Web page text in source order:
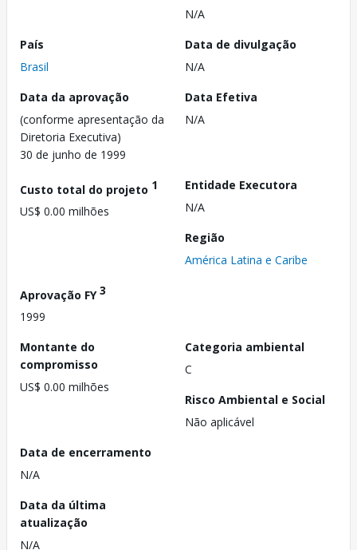
N/A
País
Brasil
Data de divulgação
N/A
Data da aprovação
(conforme apresentação da
Diretoria Executiva)
30 de junho de 1999
Data Efetiva
N/A
Custo total do projeto 1
US$ 0.00 milhões
Entidade Executora
N/A
Região
América Latina e Caribe
Aprovação FY3
1999
Montante do
compromisso
US$ 0.00 milhões
Categoria ambiental
C
Risco Ambiental e Social
Não aplicável
Data de encerramento
N/A
Data da última
atualização
N/A